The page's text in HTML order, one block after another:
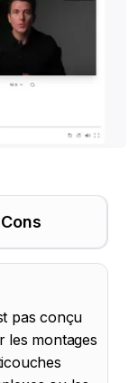
Cons
pas conçu
les montages